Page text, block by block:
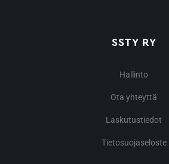
SSTY RY
Hallinto
Ota yhteyttä
Laskutustiedot
Tietosuojaseloste